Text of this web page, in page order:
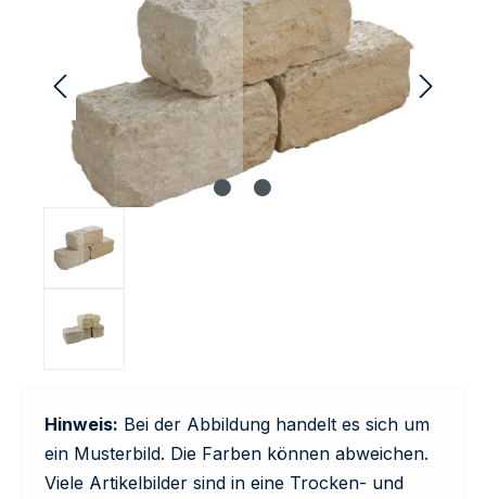
Hinweis: Bei der Abbildung handelt es sich um
ein Musterbild. Die Farben können abweichen.
Viele Artikelbilder sind in eine Trocken- und